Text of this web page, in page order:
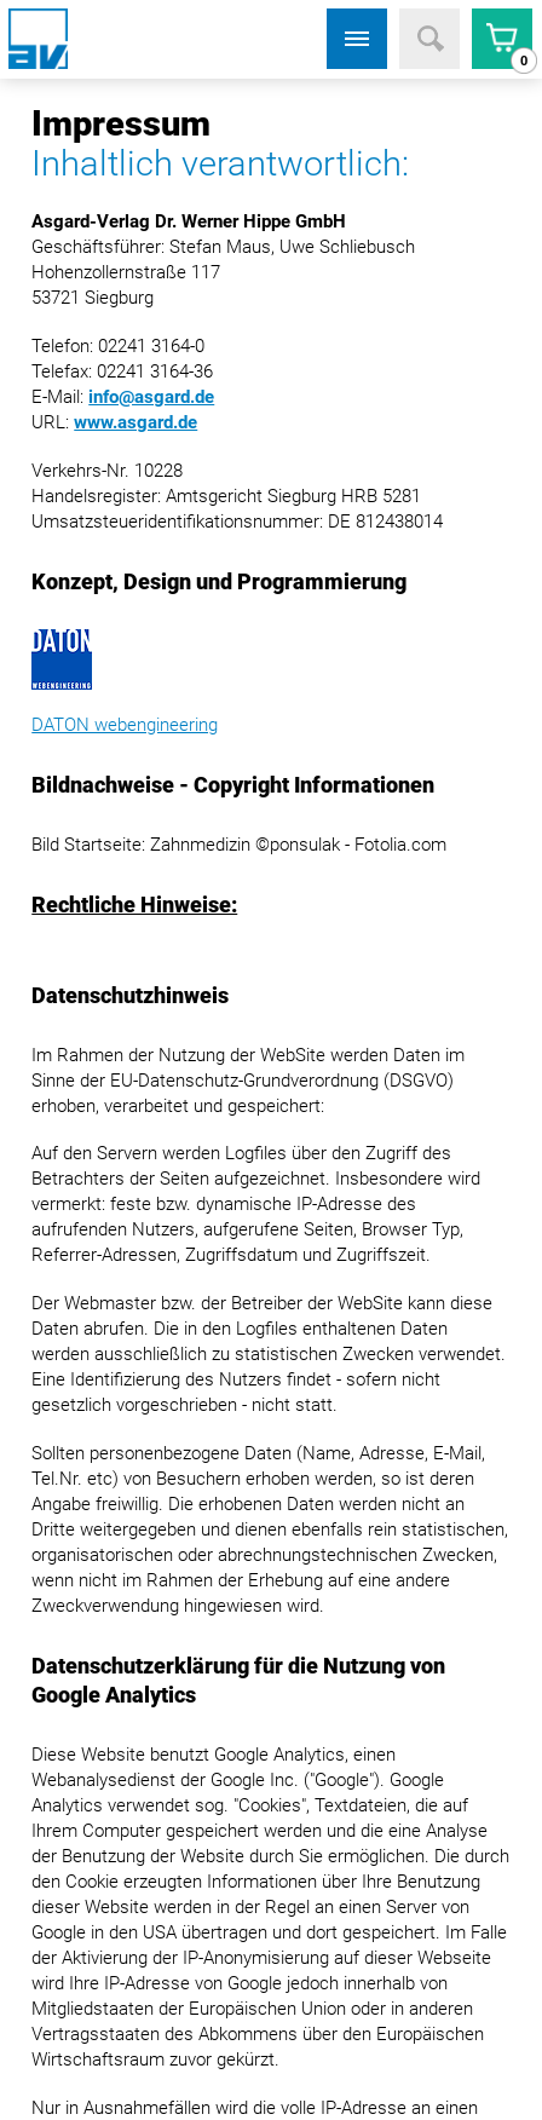
0
Impressum
Inhaltlich verantwortlich:
Asgard-Verlag Dr. Werner Hippe GmbH
Geschäftsführer: Stefan Maus, Uwe Schliebusch
Hohenzollernstraße 117
53721 Siegburg
Telefon: 02241 3164-0
Telefax: 02241 3164-36
E-Mail:info@asgard.de
URL:www.asgard.de
Verkehrs-Nr. 10228
Handelsregister: Amtsgericht Siegburg HRB 5281
Umsatzsteueridentifikationsnummer: DE 812438014
Konzept, Design und Programmierung
DATON webengineering
Bildnachweise - Copyright Informationen
Bild Startseite: Zahnmedizin ©ponsulak - Fotolia.com
Rechtliche Hinweise:
Datenschutzhinweis
Im Rahmen der Nutzung der WebSite werden Daten im
Sinne der EU-Datenschutz-Grundverordnung (DSGVO)
erhoben, verarbeitet und gespeichert:
Auf den Servern werden Logfiles über den Zugriff des
Betrachters der Seiten aufgezeichnet. Insbesondere wird
vermerkt: feste bzw. dynamische IP-Adresse des
aufrufenden Nutzers, aufgerufene Seiten, Browser Typ,
Referrer-Adressen, Zugriffsdatum und Zugriffszeit.
Der Webmaster bzw. der Betreiber der WebSite kann diese
Daten abrufen. Die in den Logfiles enthaltenen Daten
werden ausschließlich zu statistischen Zwecken verwendet.
Eine Identifizierung des Nutzers findet - sofern nicht
gesetzlich vorgeschrieben - nicht statt.
Sollten personenbezogene Daten (Name, Adresse, E-Mail,
Tel.Nr. etc) von Besuchern erhoben werden, so ist deren
Angabe freiwillig. Die erhobenen Daten werden nicht an
Dritte weitergegeben und dienen ebenfalls rein statistischen,
organisatorischen oder abrechnungstechnischen Zwecken,
wenn nicht im Rahmen der Erhebung auf eine andere
Zweckverwendung hingewiesen wird.
Datenschutzerklärung für die Nutzung von
Google Analytics
Diese Website benutzt Google Analytics, einen
Webanalysedienst der Google Inc. ("Google"). Google
Analytics verwendet sog. "Cookies", Textdateien, die auf
Ihrem Computer gespeichert werden und die eine Analyse
der Benutzung der Website durch Sie ermöglichen. Die durch
den Cookie erzeugten Informationen über Ihre Benutzung
dieser Website werden in der Regel an einen Server von
Google in den USA übertragen und dort gespeichert. Im Falle
der Aktivierung der IP-Anonymisierung auf dieser Webseite
wird Ihre IP-Adresse von Google jedoch innerhalb von
Mitgliedstaaten der Europäischen Union oder in anderen
Vertragsstaaten des Abkommens über den Europäischen
Wirtschaftsraum zuvor gekürzt.
Nur in Ausnahmefällen wird die volle IP-Adresse an einen